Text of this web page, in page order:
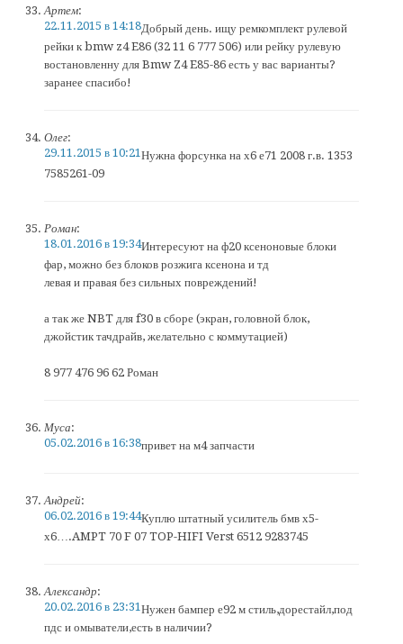
Артем:
22.11.2015 в 14:18Добрый день. ищу ремкомплект рулевой
рейки к bmw z4 E86 (32 11 6 777 506) или рейку рулевую
востановленну для Bmw Z4 E85-86 есть у вас варианты?
заранее спасибо!
Олег:
29.11.2015 в 10:21Нужна форсунка на х6 е71 2008 г.в. 1353
7585261-09
Роман:
18.01.2016 в 19:34Интересуют на ф20 ксеноновые блоки
фар, можно без блоков розжига ксенона и тд
левая и правая без сильных повреждений!
а так же NBT для f30 в сборе (экран, головной блок,
джойстик тачдрайв, желательно с коммутацией)
8 977 476 96 62 Роман
Муса:
05.02.2016 в 16:38привет на м4 запчасти
Андрей:
06.02.2016 в 19:44Куплю штатный усилитель бмв х5-
х6….AMPT 70 F 07 TOP-HIFI Verst 6512 9283745
Александр:
20.02.2016 в 23:31Нужен бампер е92 м стиль,дорестайл,под
пдс и омыватели,есть в наличии?